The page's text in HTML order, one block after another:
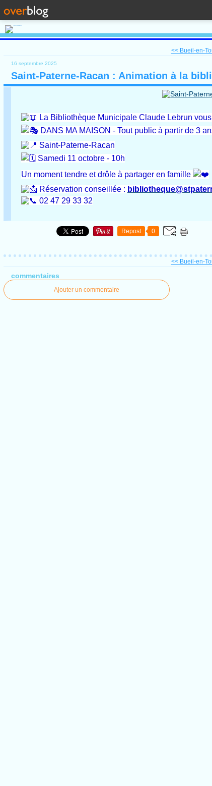
<< Bueil-en-
16 septembre 2025
Saint-Paterne-Racan : Animation à la
La Bibliothèque Municipale Claude Lebrun
DANS MA MAISON - Tout public à partir de 3
Saint-Paterne-Racan
Samedi 11 octobre - 10h
Un moment tendre et drôle à partager en famille
Réservation conseillée :
02 47 29 33 32
Repost 0
<< Bueil-en-
commentaires
Ajouter un commentaire